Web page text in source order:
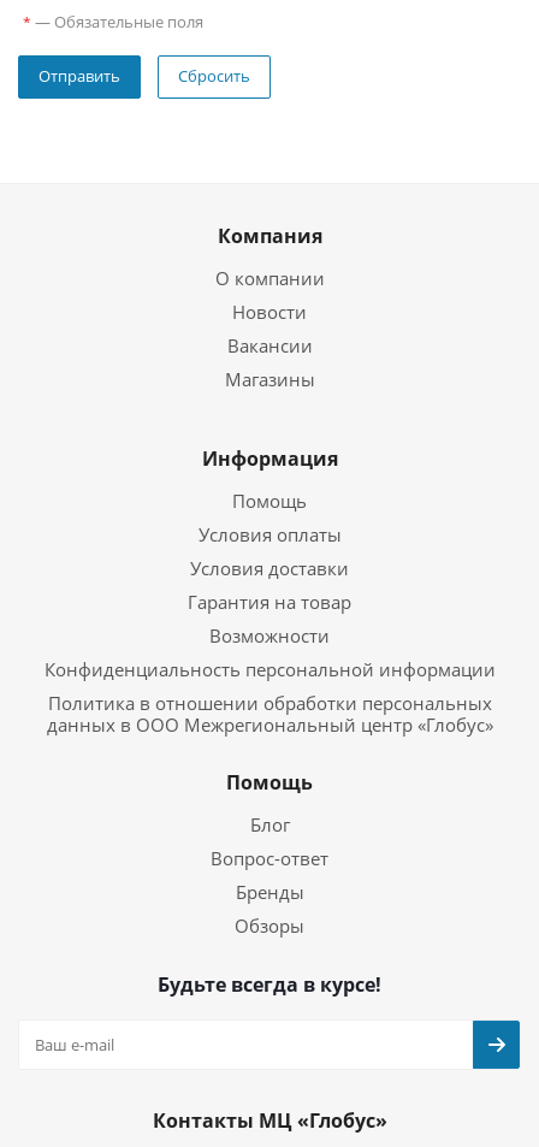
* — Обязательные поля
Сбросить
Компания
О компании
Новости
Вакансии
Магазины
Информация
Помощь
Условия оплаты
Условия доставки
Гарантия на товар
Возможности
Конфиденциальность персональной информации
Политика в отношении обработки персональных
данных в ООО Межрегиональный центр «Глобус»
Помощь
Блог
Вопрос-ответ
Бренды
Обзоры
Будьте всегда в курсе!
Контакты МЦ «Глобус»